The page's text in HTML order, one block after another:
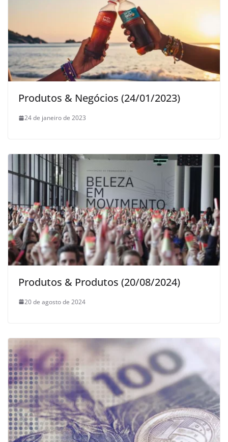
Produtos & Negócios (24/01/2023)
24 de janeiro de 2023
Produtos & Produtos (20/08/2024)
20 de agosto de 2024